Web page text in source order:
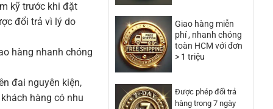
Giao hàng miễn
phí , nhanh chóng
toàn HCM với đơn
> 1 triệu
Được phép đổi trả
hàng trong 7 ngày
kỹ trước khi đặt
đổi trả vì lý do
hàng nhanh chóng
đai nguyên kiện,
hàng có nhu